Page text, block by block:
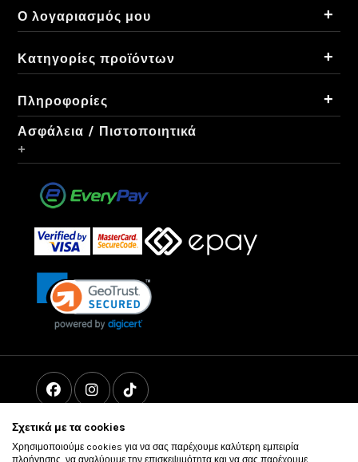
Ο λογαριασμός μου +
Κατηγορίες προϊόντων +
Πληροφορίες +
Ασφάλεια / Πιστοποιητικά
+
Σχετικά με τα cookies
Χρησιμοποιούμε cookies για να σας παρέχουμε καλύτερη εμπειρία
πλοήγησης, να αναλύουμε την επισκεψιμότητα και να σας παρέχουμε